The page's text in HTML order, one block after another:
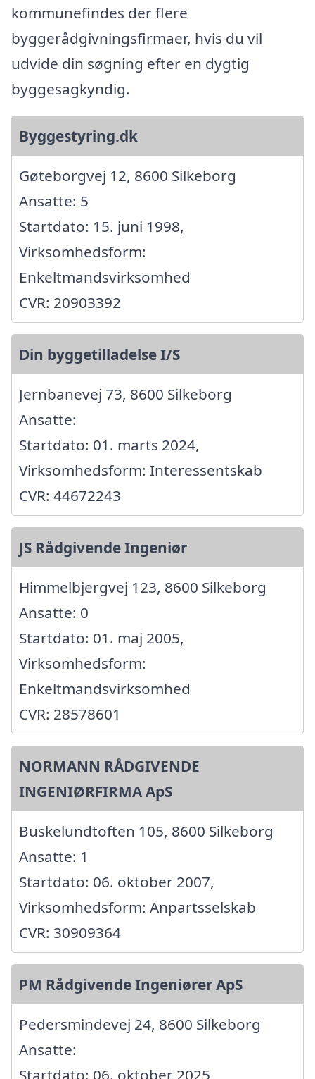
kommunefindes der flere
byggerådgivningsfirmaer, hvis du vil
udvide din søgning efter en dygtig
byggesagkyndig.
Byggestyring.dk
Gøteborgvej 12, 8600 Silkeborg
Ansatte: 5
Startdato: 15. juni 1998,
Virksomhedsform:
Enkeltmandsvirksomhed
CVR: 20903392
Din byggetilladelse I/S
Jernbanevej 73, 8600 Silkeborg
Ansatte:
Startdato: 01. marts 2024,
Virksomhedsform: Interessentskab
CVR: 44672243
JS Rådgivende Ingeniør
Himmelbjergvej 123, 8600 Silkeborg
Ansatte: 0
Startdato: 01. maj 2005,
Virksomhedsform:
Enkeltmandsvirksomhed
CVR: 28578601
NORMANN RÅDGIVENDE
INGENIØRFIRMA ApS
Buskelundtoften 105, 8600 Silkeborg
Ansatte: 1
Startdato: 06. oktober 2007,
Virksomhedsform: Anpartsselskab
CVR: 30909364
PM Rådgivende Ingeniører ApS
Pedersmindevej 24, 8600 Silkeborg
Ansatte:
Startdato: 06. oktober 2025,